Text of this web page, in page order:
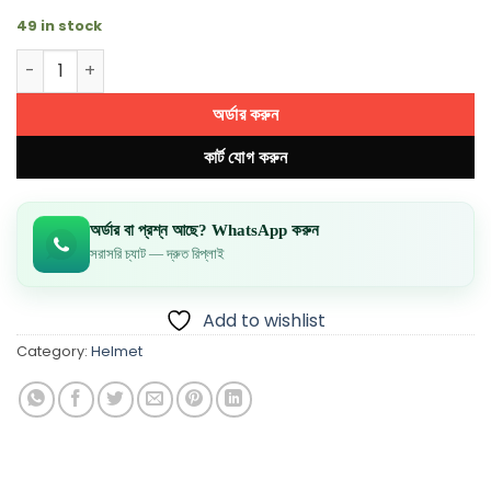
49 in stock
SBA 20 Helmet Black Color quantity
কার্ট যোগ করুন
অর্ডার করুন
অর্ডার বা প্রশ্ন আছে? WhatsApp করুন
সরাসরি চ্যাট — দ্রুত রিপ্লাই
Add to wishlist
Category: Helmet